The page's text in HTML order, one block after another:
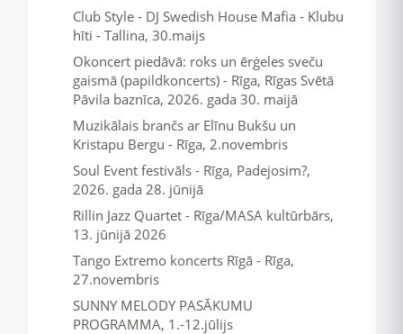
Club Style - DJ Swedish House Mafia - Klubu
hīti - Tallina, 30.maijs
Okoncert piedāvā: roks un ērģeles sveču
gaismā (papildkoncerts) - Rīga, Rīgas Svētā
Pāvila baznīca, 2026. gada 30. maijā
Muzikālais brančs ar Elīnu Bukšu un
Kristapu Bergu - Rīga, 2.novembris
Soul Event festivāls - Rīga, Padejosim?,
2026. gada 28. jūnijā
Rillin Jazz Quartet - Rīga/MASA kultūrbārs,
13. jūnijā 2026
Tango Extremo koncerts Rīgā - Rīga,
27.novembris
SUNNY MELODY PASĀKUMU
PROGRAMMA, 1.-12.jūlijs